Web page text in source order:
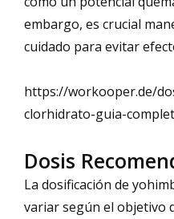
embargo, es crucial
cuidado para evitar
https://workooper.de/
clorhidrato-guia-
Dosis
La dosificación de
variar según el objetivo